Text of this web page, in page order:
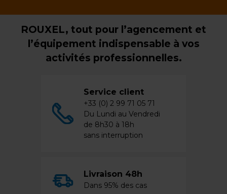
ROUXEL, tout pour l’agencement et
l’équipement indispensable à vos
activités professionnelles.
Service client
+33 (0) 2 99 71 05 71
Du Lundi au Vendredi
de 8h30 à 18h
sans interruption
Livraison 48h
Dans 95% des cas